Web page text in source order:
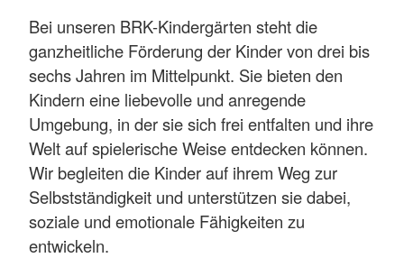
Bei unseren BRK-Kindergärten steht die
ganzheitliche Förderung der Kinder von drei bis
sechs Jahren im Mittelpunkt. Sie bieten den
Kindern eine liebevolle und anregende
Umgebung, in der sie sich frei entfalten und ihre
Welt auf spielerische Weise entdecken können.
Wir begleiten die Kinder auf ihrem Weg zur
Selbstständigkeit und unterstützen sie dabei,
soziale und emotionale Fähigkeiten zu
entwickeln.